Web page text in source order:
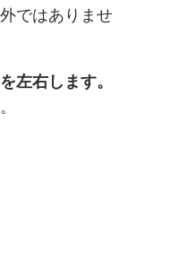
ではありませ
左右します。